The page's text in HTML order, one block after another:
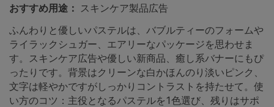
おすすめ用途： スキンケア製品広告
ふんわりと優しいパステルは、バブルティーのフォームや
ライラックシュガー、エアリーなパッケージを思わせま
す。スキンケア広告や優しい新商品、癒し系バナーにもぴ
ったりです。背景はクリーンな白かほんのり淡いピンク、
文字は軽やかですがしっかりコントラストを持たせて。使
い方のコツ：主役となるパステルを1色選び、残りはサポ